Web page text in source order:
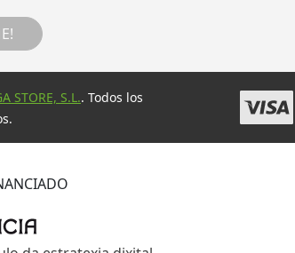
STORE, S.L.. Todos los